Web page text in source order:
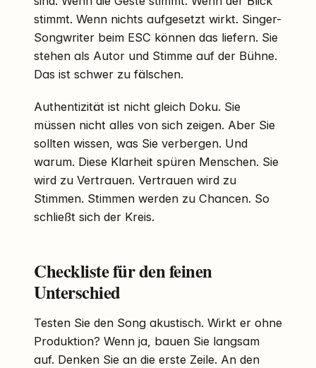
stimmt. Wenn nichts aufgesetzt wirkt. Singer-
Songwriter beim ESC können das liefern. Sie
stehen als Autor und Stimme auf der Bühne.
Das ist schwer zu fälschen.
Authentizität ist nicht gleich Doku. Sie
müssen nicht alles von sich zeigen. Aber Sie
sollten wissen, was Sie verbergen. Und
warum. Diese Klarheit spüren Menschen. Sie
wird zu Vertrauen. Vertrauen wird zu
Stimmen. Stimmen werden zu Chancen. So
schließt sich der Kreis.
Checkliste für den feinen
Unterschied
Testen Sie den Song akustisch. Wirkt er ohne
Produktion? Wenn ja, bauen Sie langsam
auf. Denken Sie an die erste Zeile. An den